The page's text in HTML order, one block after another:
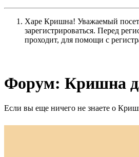
Харе Кришна! Уважаемый
зарегистрироваться. Перед
проходит, для помощи с
Форум: Кришна
Если вы еще ничего не знаете о